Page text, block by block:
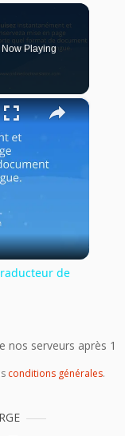
Now Playing
×
de
nos serveurs après 1
conditions générales.